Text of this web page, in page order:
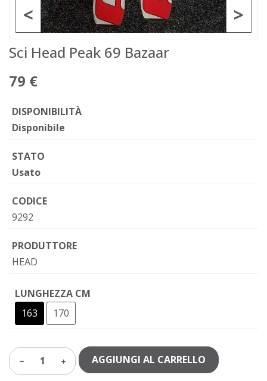
>
<
Sci Head Peak 69 Bazaar
79 €
DISPONIBILITÀ
Disponibile
STATO
Usato
CODICE
9292
PRODUTTORE
HEAD
LUNGHEZZA CM
163
170
1 AGGIUNGI AL CARRELLO